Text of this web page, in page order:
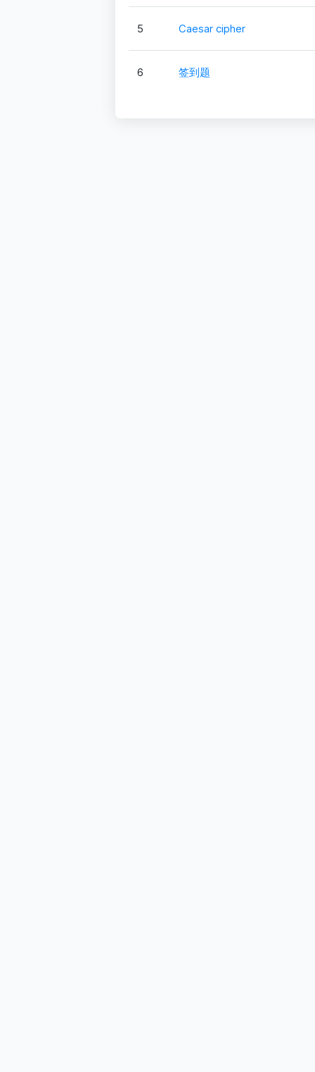
5 Caesar cipher
6 签到题